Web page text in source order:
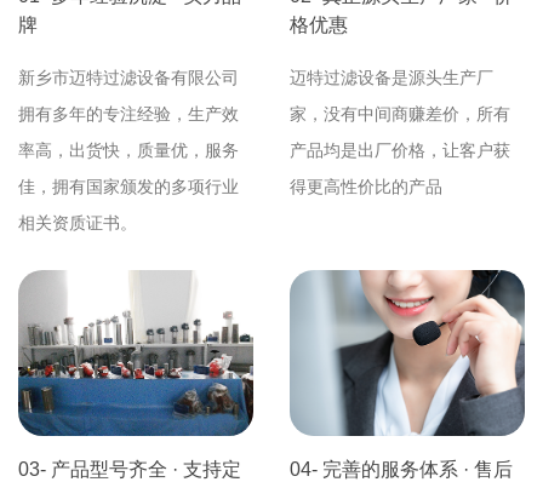
牌
新乡市迈特过滤设备有限公司
拥有多年的专注经验，生产效
率高，出货快，质量优，服务
佳，拥有国家颁发的多项行业
相关资质证书。
格优惠
迈特过滤设备是源头生产厂
家，没有中间商赚差价，所有
产品均是出厂价格，让客户获
得更高性价比的产品
03- 产品型号齐全 · 支持定
04- 完善的服务体系 · 售后